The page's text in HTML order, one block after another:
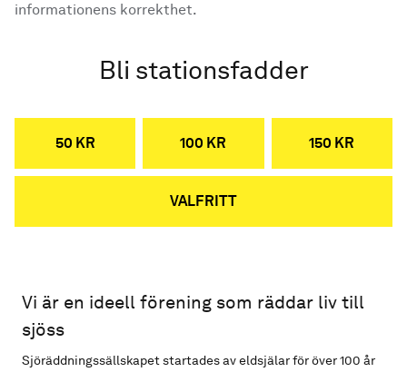
informationens korrekthet.
Bli stationsfadder
50 KR 100 KR 150 KR
VALFRITT
Vi är en ideell förening som räddar liv till
sjöss
Sjöräddningssällskapet startades av eldsjälar för över 100 år